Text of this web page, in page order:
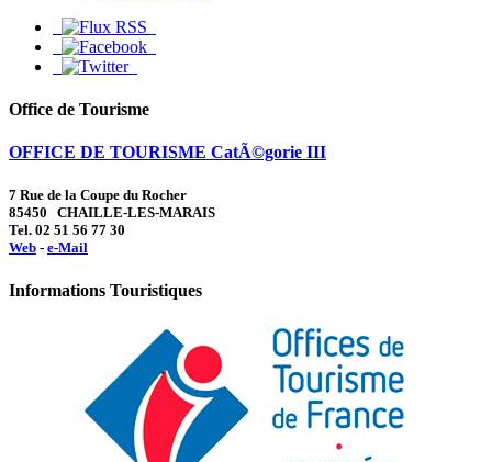
Office de Tourisme
OFFICE DE TOURISME CatÃ©gorie III
7 Rue de la Coupe du Rocher
85450 CHAILLE-LES-MARAIS
Tel. 02 51 56 77 30
Web - e-Mail
Informations Touristiques